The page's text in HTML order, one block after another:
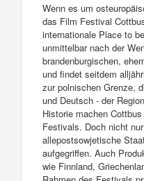
Wenn es um
das Film Festival
internationale Place to
unmittelbar nach der
brandenburgischen,
und findet seitdem
zur polnischen Grenze,
und Deutsch - der
Historie machen
Festivals. Doch nicht
allepostsowjetische
aufgegriffen. Auch
wie Finnland,